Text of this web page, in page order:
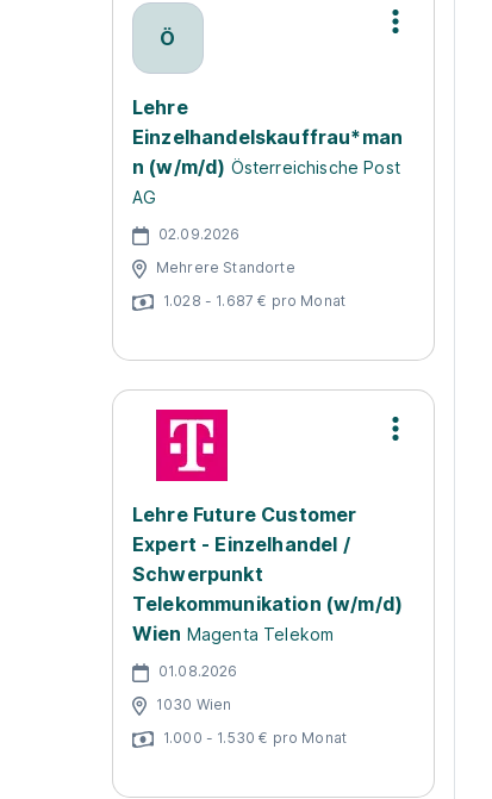
Ö
Lehre
Einzelhandelskauffrau*man
n (w/m/d) Österreichische Post
AG
02.09.2026
Mehrere Standorte
1.028 - 1.687 € pro Monat
Lehre Future Customer
Expert - Einzelhandel /
Schwerpunkt
Telekommunikation (w/m/d)
Wien Magenta Telekom
01.08.2026
1030 Wien
1.000 - 1.530 € pro Monat